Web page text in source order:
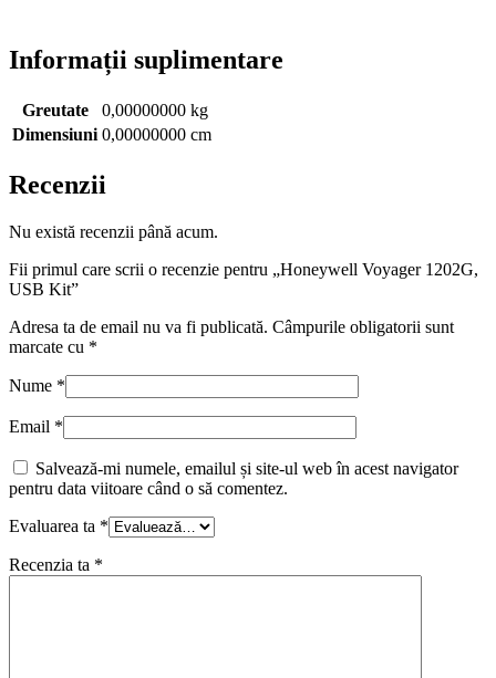
Informații suplimentare
Greutate
0,00000000 kg
Dimensiuni 0,00000000 cm
Recenzii
Nu există recenzii până acum.
Fii primul care scrii o recenzie pentru „Honeywell Voyager 1202G,
USB Kit”
Adresa ta de email nu va fi publicată. Câmpurile obligatorii sunt
marcate cu *
Nume *
Email *
Salvează-mi numele, emailul și site-ul web în acest navigator
pentru data viitoare când o să comentez.
Evaluarea ta *
Recenzia ta *